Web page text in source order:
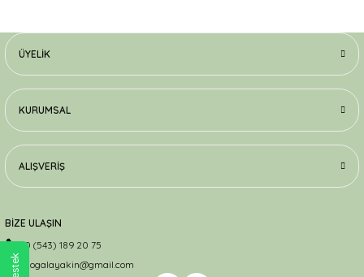
ÜYELIK
KURUMSAL
ALIŞVERIŞ
BİZE ULAŞIN
0 (543) 189 20 75
dogalayakin@gmail.com